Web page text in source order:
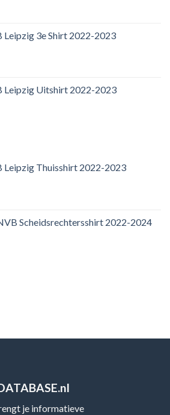
Leipzig 3e Shirt 2022-2023
Leipzig Uitshirt 2022-2023
Leipzig Thuisshirt 2022-2023
Scheidsrechtersshirt 2022-2024
je informatieve